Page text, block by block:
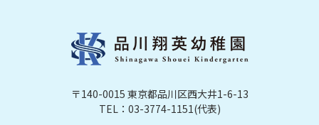
〒140-0015 東京都品川区西大井1-6-13
TEL：03-3774-1151(代表)